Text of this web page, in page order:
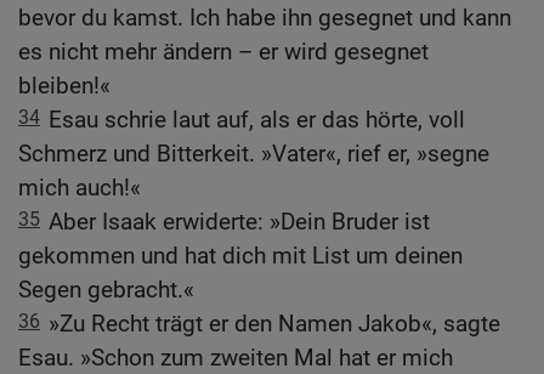
bevor du kamst. Ich habe ihn gesegnet und kann
es nicht mehr ändern – er wird gesegnet
bleiben!«
34 Esau schrie laut auf, als er das hörte, voll
Schmerz und Bitterkeit. »Vater«, rief er, »segne
mich auch!«
35 Aber Isaak erwiderte: »Dein Bruder ist
gekommen und hat dich mit List um deinen
Segen gebracht.«
36 »Zu Recht trägt er den Namen Jakob«, sagte
Esau. »Schon zum zweiten Mal hat er mich